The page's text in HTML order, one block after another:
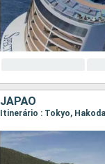
JAPÃO
Itinerário : Tokyo,